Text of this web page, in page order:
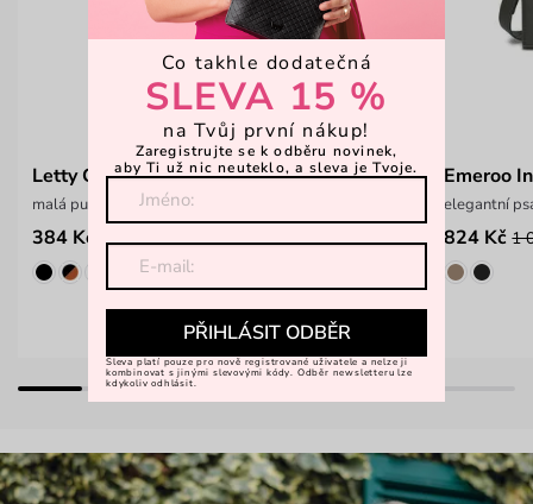
Letty Green
malá puntíkatá peněženka na patent
384 Kč 549 Kč
Emeroo
elegantní
824 Kč 1
Co takhle dodatečná
SLEVA 15 %
na Tvůj první nákup!
Zaregistrujte se k odběru novinek,
aby Ti už nic neuteklo, a sleva je Tvoje.
PŘIHLÁSIT ODBĚR
Sleva platí pouze pro nově registrované uživatele a nelze ji
kombinovat s jinými slevovými kódy. Odběr newsletteru lze
kdykoliv odhlásit.